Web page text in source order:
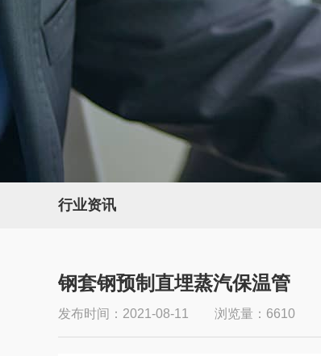
行业资讯
钢套钢预制直埋蒸汽保温管
发布时间：2021-08-11 浏览量：6610